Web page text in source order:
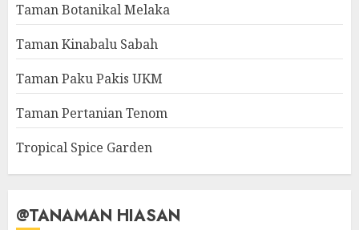
Taman Botanikal Melaka
Taman Kinabalu Sabah
Taman Paku Pakis UKM
Taman Pertanian Tenom
Tropical Spice Garden
@TANAMAN HIASAN